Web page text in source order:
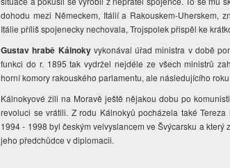
dohodu mezi Německem, Itálií a Rakouskem-Uherskem,
Itálie příliš spojenecky nechovala, Trojspolek přispěl ke
Gustav hrabě Kálnokyvykonával úřad ministra v době
funkci do r. 1895 tak vydržel nejdéle ze všech ministrů
horní komory rakouského parlamentu, ale následujícího
Kálnokyové žili na Moravě ještě nějakou dobu po
revoluci se vrátili. Z rodu Kálnokyů pocházela také
1994 - 1998 byl českým velvyslancem ve Švýcarsku a
jeho předchůdce v diplomacii.